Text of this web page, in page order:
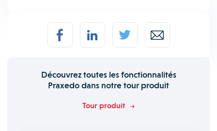
Découvrez toutes les fonctionnalités
Praxedo dans notre tour produit
Tour produit